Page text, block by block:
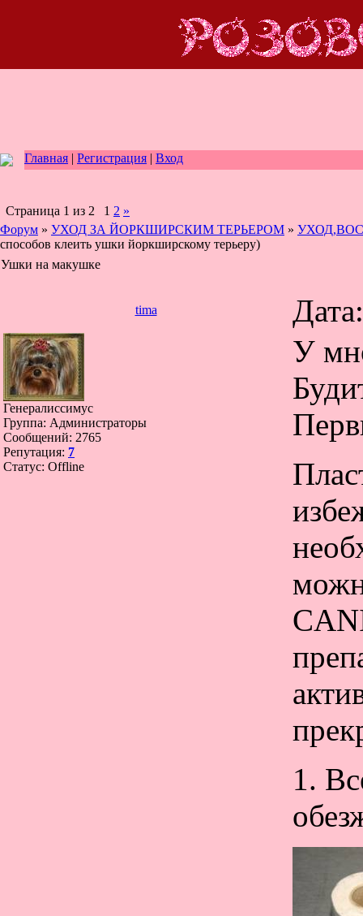
Главная | Регистрация | Вход
Страница 1 из 2 1 2 »
Форум » УХОД ЗА ЙОРКШИРСКИМ ТЕРЬЕРОМ »
способов клеить ушки йоркширскому терьеру)
Ушки на макушке
tima
Генералиссимус
Группа: Администраторы
Сообщений: 2765
Репутация: 7
Статус: Offline
У
1.